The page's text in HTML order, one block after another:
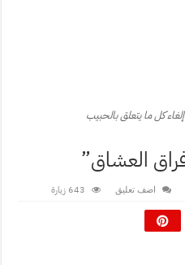
كل ما يتعلق بالحبيب
العشاق”
اضف تعليق 643 زيارة